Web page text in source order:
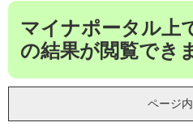
。
て本
マイナポータル上
の結果が閲覧でき
ページ